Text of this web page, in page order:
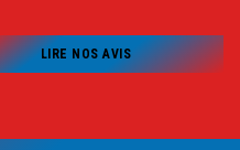
LIRE NOS AVIS